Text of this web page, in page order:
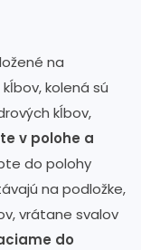
na
kolená sú
kĺbov,
v polohe a
do polohy
na podložke,
vrátane svalov
do